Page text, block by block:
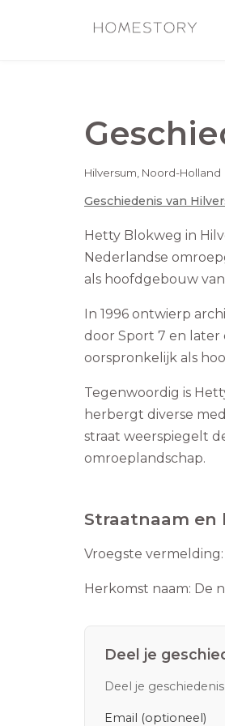
Hilversum, Noord-Holland
Geschiedenis van
Hetty Blokweg in
Nederlandse
als hoofdgebouw van
In 1996 ontwierp
door Sport 7 en later
oorspronkelijk als
Tegenwoordig is
herbergt diverse
straat weerspiegelt
omroeplandschap.
Straatnaam en
Vroegste vermelding:
Herkomst naam: De
Deel je
Deel je
Email (optioneel)